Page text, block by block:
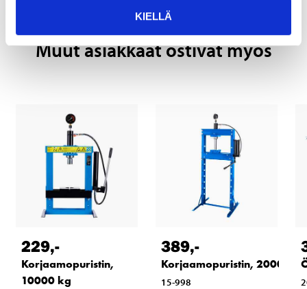
KIELLÄ
Muut asiakkaat ostivat myös
229,-
Korjaamopuristin,
10000 kg
389,-
Korjaamopuristin, 20000 kg
15-998